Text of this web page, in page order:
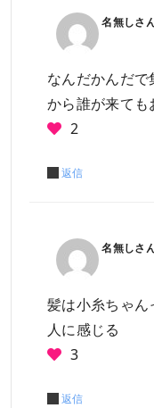
名無しさ
なんだかんだ
から誰が来て
2
返信
名無しさ
髪は小糸ちゃん
人に感じる
3
返信